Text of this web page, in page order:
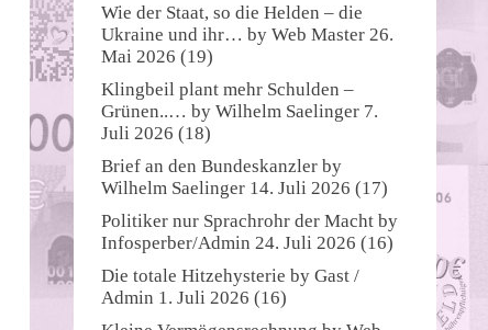
Wie der Staat, so die Helden – die
Ukraine und ihr… by Web Master 26.
Mai 2026 (19)
Klingbeil plant mehr Schulden –
Grünen..… by Wilhelm Saelinger 7.
Juli 2026 (18)
Brief an den Bundeskanzler by
Wilhelm Saelinger 14. Juli 2026 (17)
Politiker nur Sprachrohr der Macht by
Infosperber/Admin 24. Juli 2026 (16)
Die totale Hitzehysterie by Gast /
Admin 1. Juli 2026 (16)